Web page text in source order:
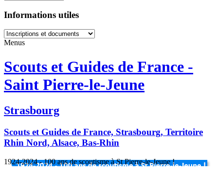
Informations utiles
Menus
Scouts et Guides de France -
Saint Pierre-le-Jeune
Strasbourg
Scouts et Guides de France, Strasbourg, Territoire
Rhin Nord, Alsace, Bas-Rhin
1924-2024 - 100 ans de scoutisme à St Pierre-le-Jeune !